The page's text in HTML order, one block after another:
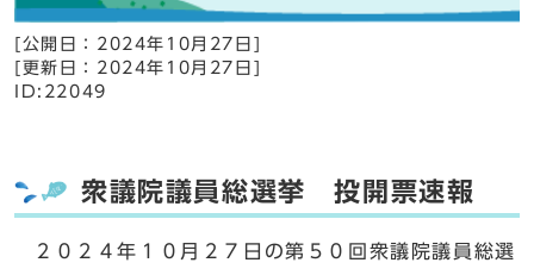
[公開日： 2024年10月27日
[更新日： 2024年10月27日
ID:22049
衆議院議員総選挙 投開票速報
２０２４年１０月２７日の第５０回衆議院議員総選